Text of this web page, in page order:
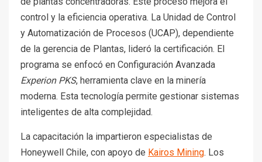
control y la eficiencia operativa. La Unidad de Control
y Automatización de Procesos (UCAP), dependiente
de la gerencia de Plantas, lideró la certificación. El
programa se enfocó en Configuración Avanzada
Experion PKS, herramienta clave en la minería
moderna. Esta tecnología permite gestionar sistemas
inteligentes de alta complejidad.
La capacitación la impartieron especialistas de
Honeywell Chile, con apoyo de Kairos Mining. Los